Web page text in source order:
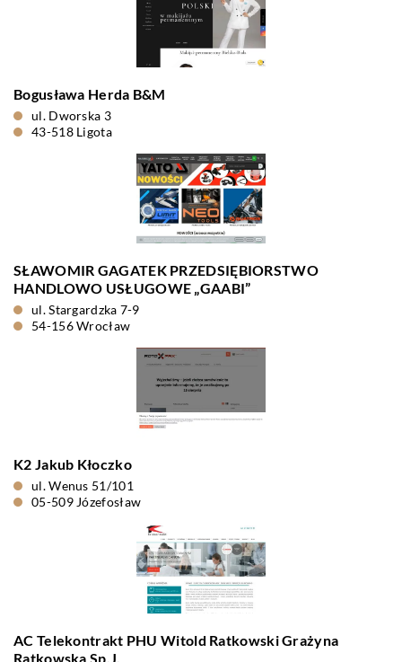
Bogusława Herda B&M
ul. Dworska 3
43-518 Ligota
SŁAWOMIR GAGATEK PRZEDSIĘBIORSTWO
HANDLOWO USŁUGOWE „GAABI”
ul. Stargardzka 7-9
54-156 Wrocław
K2 Jakub Kłoczko
ul. Wenus 51/101
05-509 Józefosław
AC Telekontrakt PHU Witold Ratkowski Grażyna
Ratkowska Sp.J.